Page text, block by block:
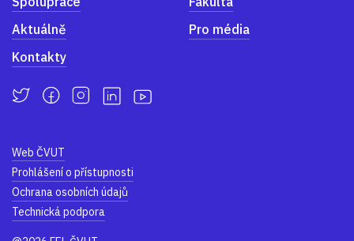
Aktuálně
Pro média
Kontakty
Web ČVUT
Prohlášení o přístupnosti
Ochrana osobních údajů
Technická podpora